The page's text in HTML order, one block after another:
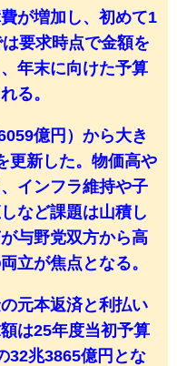
が増加し、初めて1
要求時点で金額を
年末に向けた予算
る。
億円）から大き
更新した。物価高や
インフラ維持や子
など課題は山積し
与野党双方から高
立が焦点となる。
元本返済と利払い
は25年度当初予算
32兆3865億円とな